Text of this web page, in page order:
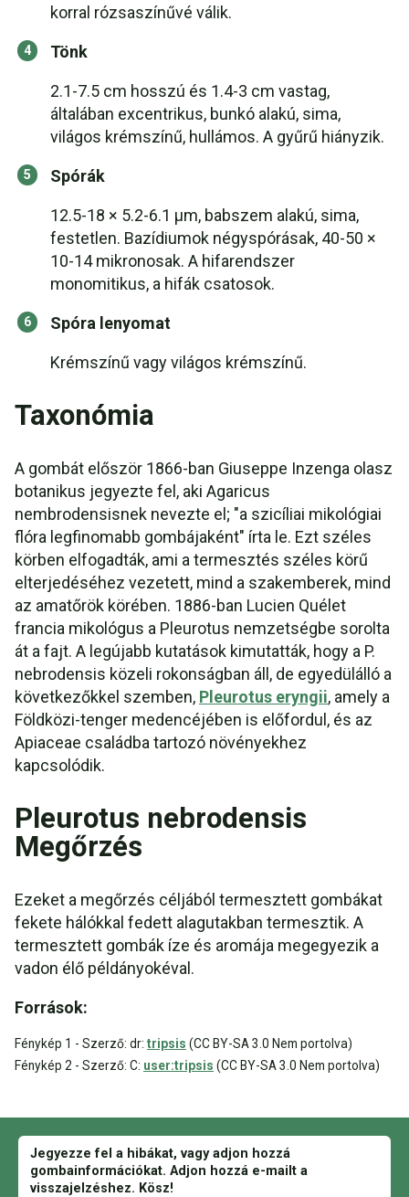
korral rózsaszínűvé válik.
Tönk
2.1-7.5 cm hosszú és 1.4-3 cm vastag,
általában excentrikus, bunkó alakú, sima,
világos krémszínű, hullámos. A gyűrű hiányzik.
Spórák
12.5-18 × 5.2-6.1 μm, babszem alakú, sima,
festetlen. Bazídiumok négyspórásak, 40-50 ×
10-14 mikronosak. A hifarendszer
monomitikus, a hifák csatosok.
Spóra lenyomat
Krémszínű vagy világos krémszínű.
Taxonómia
A gombát először 1866-ban Giuseppe Inzenga olasz
botanikus jegyezte fel, aki Agaricus
nembrodensisnek nevezte el; "a szicíliai mikológiai
flóra legfinomabb gombájaként" írta le. Ezt széles
körben elfogadták, ami a termesztés széles körű
elterjedéséhez vezetett, mind a szakemberek, mind
az amatőrök körében. 1886-ban Lucien Quélet
francia mikológus a Pleurotus nemzetségbe sorolta
át a fajt. A legújabb kutatások kimutatták, hogy a P.
nebrodensis közeli rokonságban áll, de egyedülálló a
következőkkel szemben, Pleurotus eryngii, amely a
Földközi-tenger medencéjében is előfordul, és az
Apiaceae családba tartozó növényekhez
kapcsolódik.
Pleurotus nebrodensis
Megőrzés
Ezeket a megőrzés céljából termesztett gombákat
fekete hálókkal fedett alagutakban termesztik. A
termesztett gombák íze és aromája megegyezik a
vadon élő példányokéval.
Források:
Fénykép 1 - Szerző: dr: tripsis (CC BY-SA 3.0 Nem portolva)
Fénykép 2 - Szerző: C: user:tripsis (CC BY-SA 3.0 Nem portolva)